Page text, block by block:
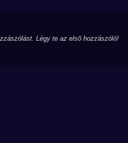
Légy te az első hozzászóló!